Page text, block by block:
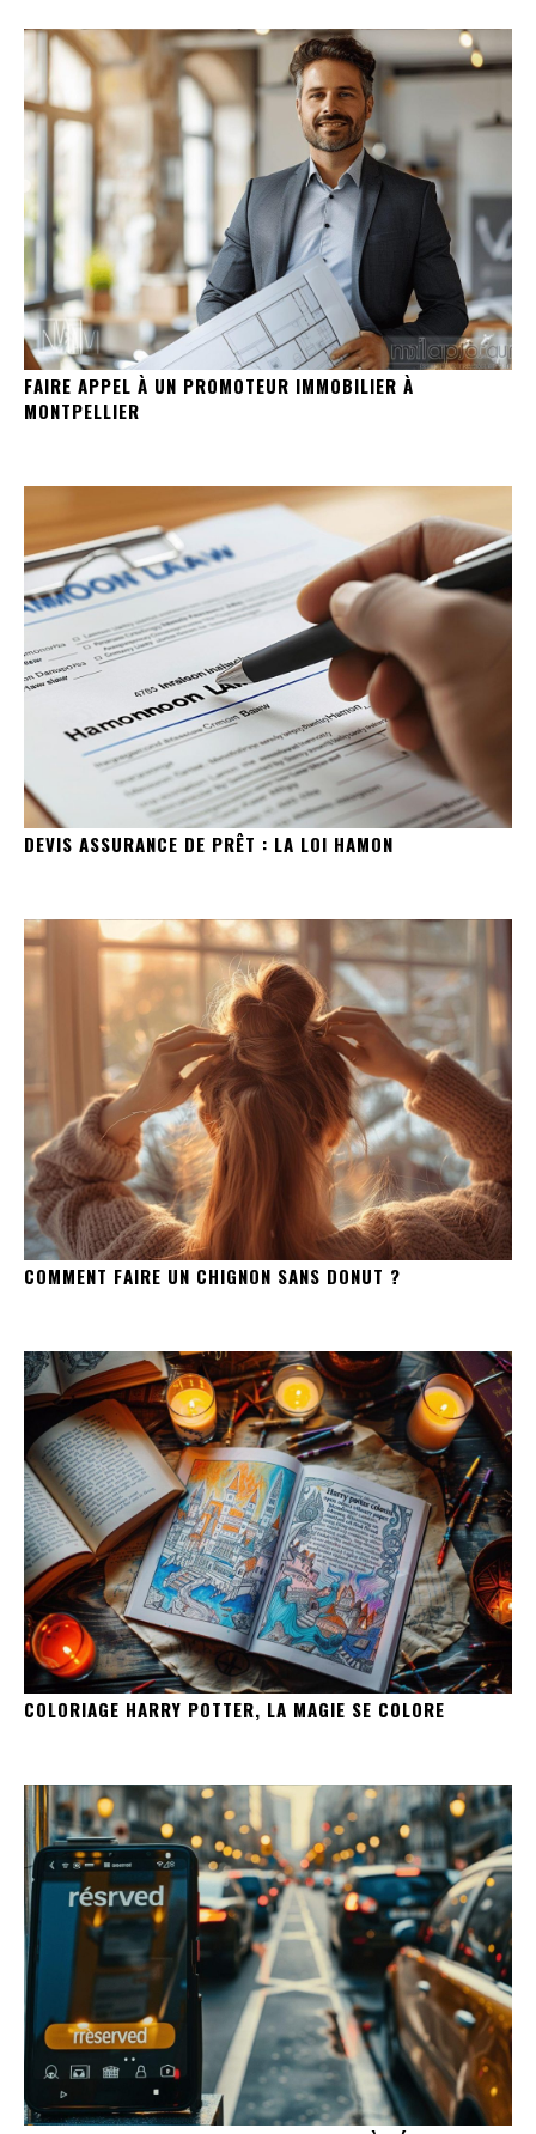
FAIRE APPEL À UN PROMOTEUR IMMOBILIER À
MONTPELLIER
DEVIS ASSURANCE DE PRÊT : LA LOI HAMON
COMMENT FAIRE UN CHIGNON SANS DONUT ?
COLORIAGE HARRY POTTER, LA MAGIE SE COLORE